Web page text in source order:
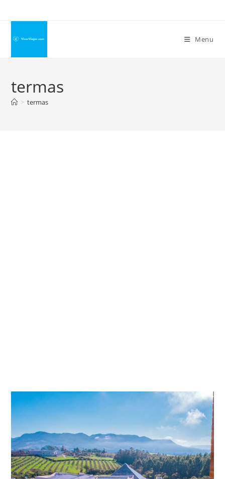
conteúdo
Menu
termas
> termas